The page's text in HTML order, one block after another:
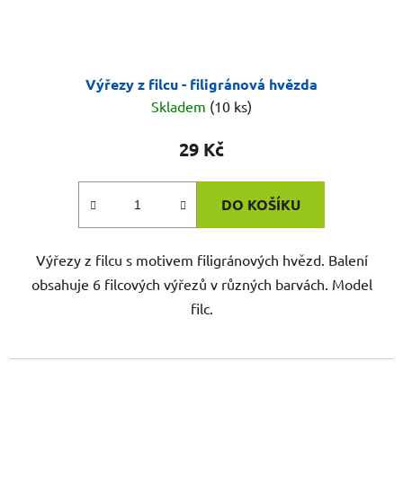
Výřezy z filcu - filigránová hvězda
Skladem (10 ks)
29 Kč
DO KOŠÍKU
Výřezy z filcu s motivem filigránových hvězd. Balení
obsahuje 6 filcových výřezů v různých barvách. Model
filc.